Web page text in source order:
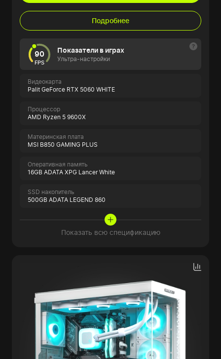
Подробнее
90
FPS
Показатели в играх
Ультра-настройки
Видеокарта
Palit GeForce RTX 5060 WHITE
Процессор
AMD Ryzen 5 9600X
Материнская плата
MSI B850 GAMING PLUS
Оперативная память
16GB ADATA XPG Lancer White
SSD накопитель
500GB ADATA LEGEND 860
Показать всю спецификацию